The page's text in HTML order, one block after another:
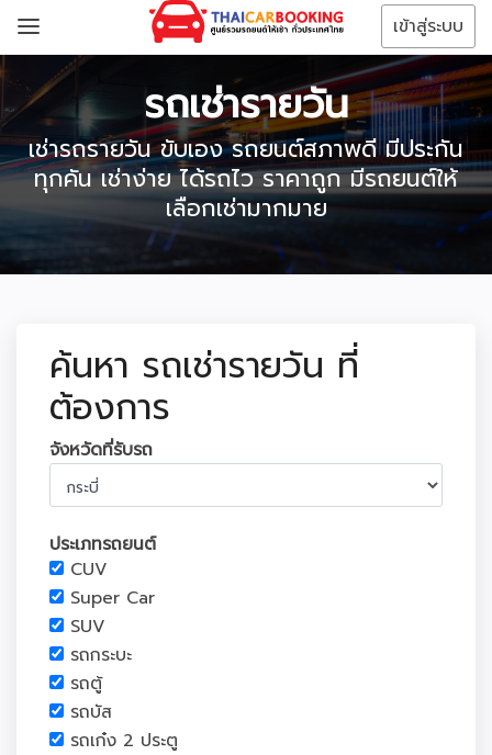
เข้าสู่ระบบ
รถเช่ารายวัน
เช่ารถรายวัน ขับเอง รถยนต์สภาพดี มีประกัน
ทุกคัน เช่าง่าย ได้รถไว ราคาถูก มีรถยนต์ให้
เลือกเช่ามากมาย
ค้นหา รถเช่ารายวัน ที่
ต้องการ
จังหวัดที่รับรถ
ประเภทรถยนต์
CUV
Super Car
SUV
รถกระบะ
รถตู้
รถบัส
รถเก๋ง 2 ประตู